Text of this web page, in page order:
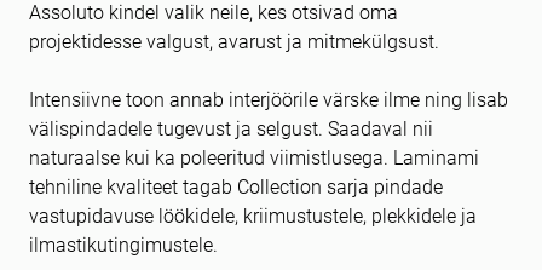
Assoluto kindel valik neile, kes otsivad oma
projektidesse valgust, avarust ja mitmekülgsust.
Intensiivne toon annab interjöörile värske ilme ning lisab
välispindadele tugevust ja selgust. Saadaval nii
naturaalse kui ka poleeritud viimistlusega. Laminami
tehniline kvaliteet tagab Collection sarja pindade
vastupidavuse löökidele, kriimustustele, plekkidele ja
ilmastikutingimustele.